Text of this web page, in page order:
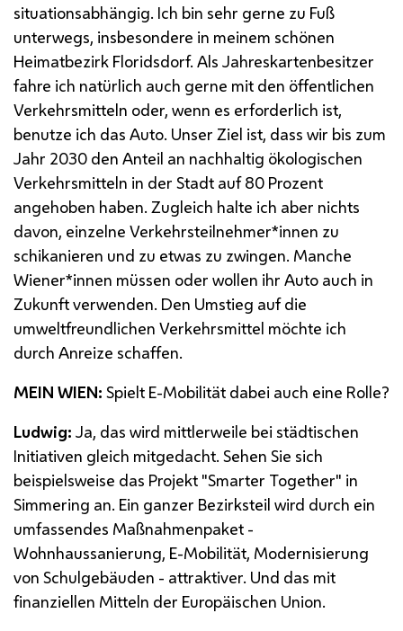
situationsabhängig. Ich bin sehr gerne zu Fuß
unterwegs, insbesondere in meinem schönen
Heimatbezirk Floridsdorf. Als Jahreskartenbesitzer
fahre ich natürlich auch gerne mit den öffentlichen
Verkehrsmitteln oder, wenn es erforderlich ist,
benutze ich das Auto. Unser Ziel ist, dass wir bis zum
Jahr 2030 den Anteil an nachhaltig ökologischen
Verkehrsmitteln in der Stadt auf 80 Prozent
angehoben haben. Zugleich halte ich aber nichts
davon, einzelne Verkehrsteilnehmer*innen zu
schikanieren und zu etwas zu zwingen. Manche
Wiener*innen müssen oder wollen ihr Auto auch in
Zukunft verwenden. Den Umstieg auf die
umweltfreundlichen Verkehrsmittel möchte ich
durch Anreize schaffen.
MEIN WIEN: Spielt E-Mobilität dabei auch eine Rolle?
Ludwig: Ja, das wird mittlerweile bei städtischen
Initiativen gleich mitgedacht. Sehen Sie sich
beispielsweise das Projekt "Smarter Together" in
Simmering an. Ein ganzer Bezirksteil wird durch ein
umfassendes Maßnahmenpaket -
Wohnhaussanierung, E-Mobilität, Modernisierung
von Schulgebäuden - attraktiver. Und das mit
finanziellen Mitteln der Europäischen Union.